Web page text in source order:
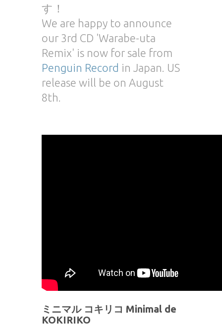
す！
We are happy to announce
our 3rd CD 'Warabe-uta
Remix' is now for sale from
Penguin Record in Japan. US
release will be on August
8th.
ミニマル コキリコ Minimal de
KOKIRIKO